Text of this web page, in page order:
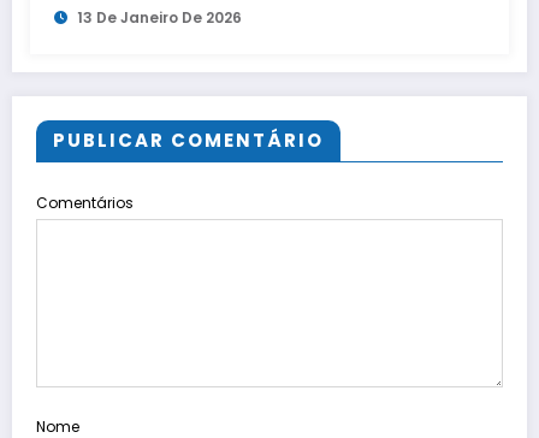
custos
13 De Janeiro De 2026
PUBLICAR COMENTÁRIO
Comentários
Nome